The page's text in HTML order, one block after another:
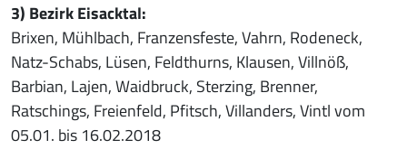
3) Bezirk Eisacktal:
Brixen, Mühlbach, Franzensfeste, Vahrn, Rodeneck,
Natz-Schabs, Lüsen, Feldthurns, Klausen, Villnöß,
Barbian, Lajen, Waidbruck, Sterzing, Brenner,
Ratschings, Freienfeld, Pfitsch, Villanders, Vintl vom
05.01. bis 16.02.2018